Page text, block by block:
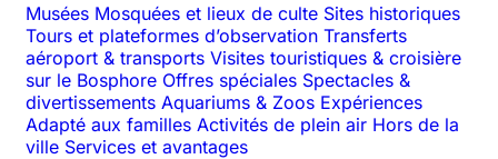
Musées Mosquées et lieux de culte Sites historiques
Tours et plateformes d’observation Transferts
aéroport & transports Visites touristiques & croisière
sur le Bosphore Offres spéciales Spectacles &
divertissements Aquariums & Zoos Expériences
Adapté aux familles Activités de plein air Hors de la
ville Services et avantages